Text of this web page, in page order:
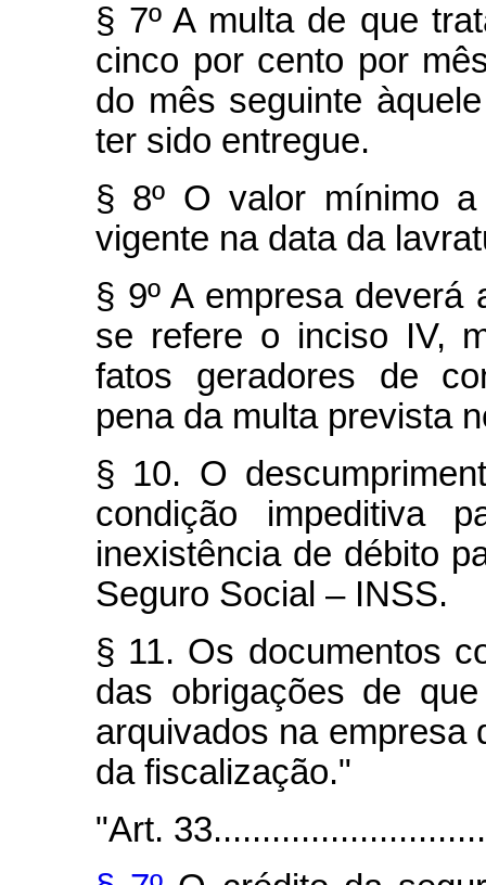
§ 7º A multa de que
cinco por cento por
do mês seguinte
ter sido entregue.
§ 8º O valor mínimo
vigente na data da
§ 9º A empresa deverá
se refere o inciso IV,
fatos geradores de
pena da multa prevista
§ 10. O
condição impeditiva
inexistência de débito
Seguro Social – INSS.
§ 11. Os documentos
das obrigações de
arquivados na empresa
da fiscalização."
"Art.